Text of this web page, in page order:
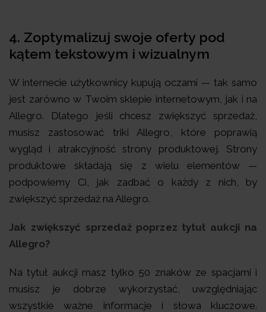
4. Zoptymalizuj swoje oferty pod
kątem tekstowym i wizualnym
W internecie użytkownicy kupują oczami — tak samo
jest zarówno w Twoim sklepie internetowym, jak i na
Allegro. Dlatego jeśli chcesz zwiększyć sprzedaż,
musisz zastosować triki Allegro, które poprawią
wygląd i atrakcyjność strony produktowej. Strony
produktowe składają się z wielu elementów —
podpowiemy Ci, jak zadbać o każdy z nich, by
zwiększyć sprzedaż na Allegro.
Jak zwiększyć sprzedaż poprzez tytuł aukcji na
Allegro?
Na tytuł aukcji masz tylko 50 znaków ze spacjami i
musisz je dobrze wykorzystać, uwzględniając
wszystkie ważne informacje i słowa kluczowe.